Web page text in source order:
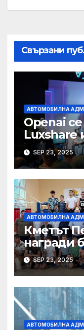
Свързани
АВТОМОБИЛНА
Openai
Luxshare
SEP 23, 2025
АВТОМОБИЛНА
Кметът
награди
бокс
SEP 23, 2025
АВТОМОБИЛНА